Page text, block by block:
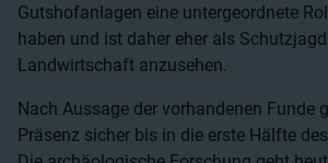
Gutshofanlagen eine untergeordnete
haben und ist daher eher als
Landwirtschaft anzusehen.
Nach Aussage der vorhandenen Funde
Präsenz sicher bis in die erste Hälfte